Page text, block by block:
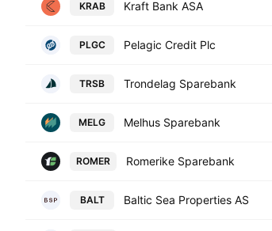
KRAB Kraft Bank ASA
PLGC Pelagic Credit Plc
TRSB Trondelag Sparebank
MELG Melhus Sparebank
ROMER Romerike Sparebank
BALT Baltic Sea Properties AS